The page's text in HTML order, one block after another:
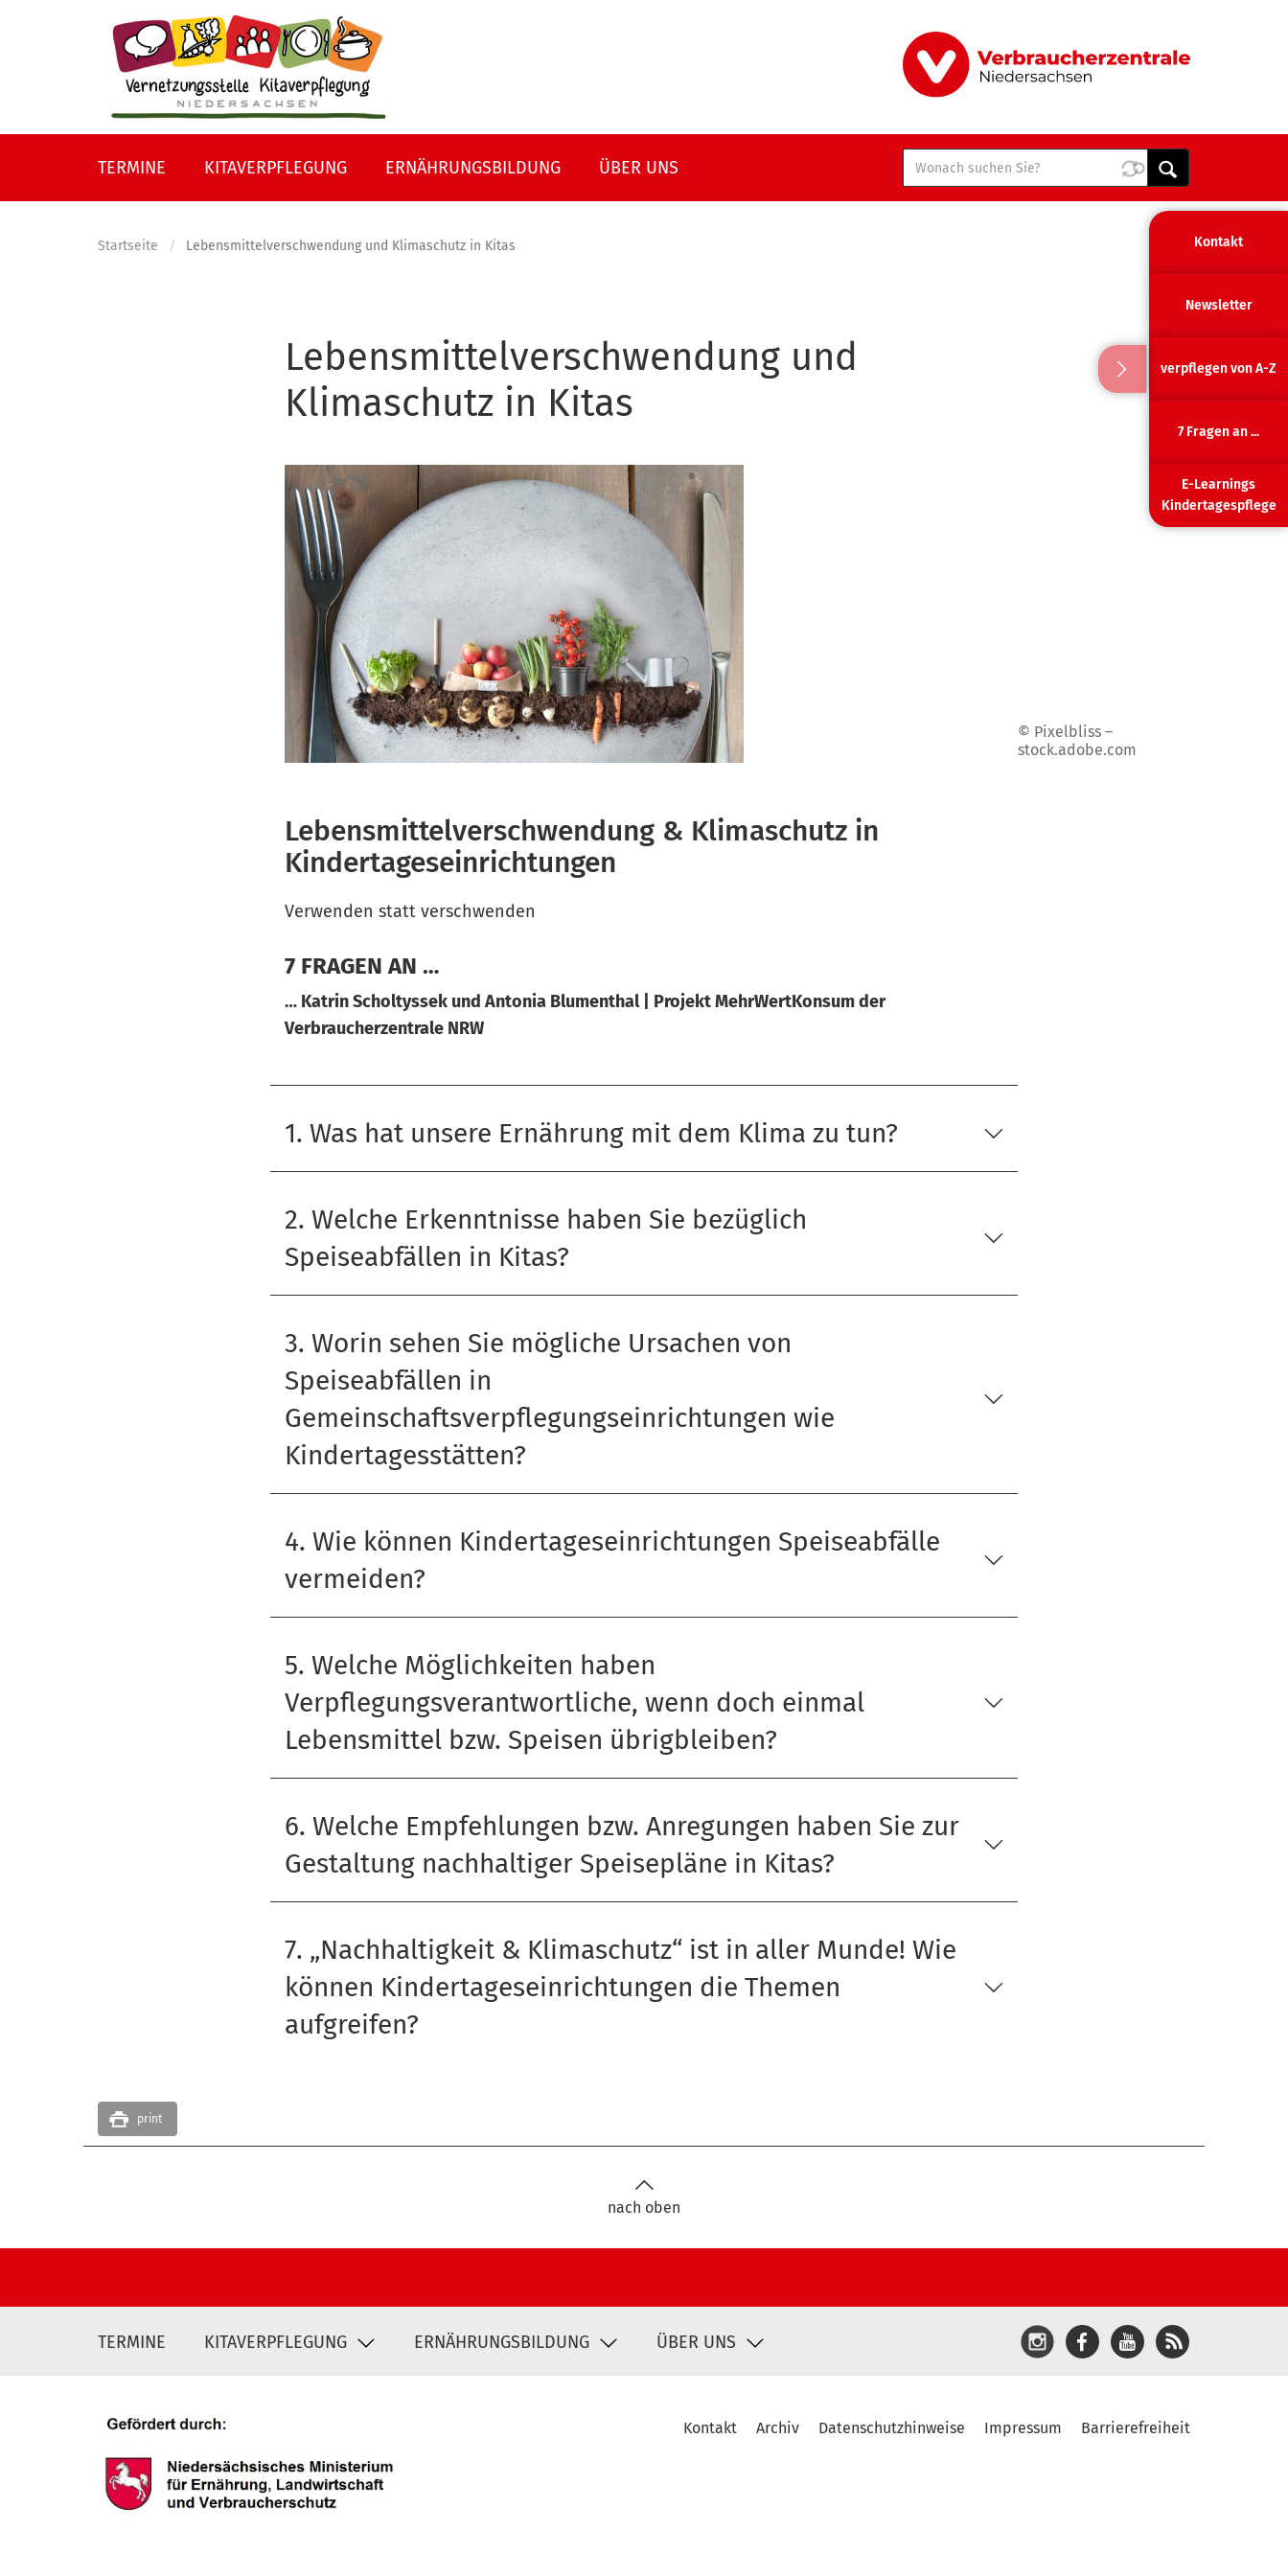
TERMINE KITAVERPFLEGUNG ERNÄHRUNGSBILDUNG ÜBER UNS
Startseite Lebensmittelverschwendung und Klimaschutz in Kitas
Lebensmittelverschwendung und
Klimaschutz in Kitas
© Pixelbliss –
stock.adobe.com
Lebensmittelverschwendung & Klimaschutz in
Kindertageseinrichtungen
Verwenden statt verschwenden
7 FRAGEN AN …
… Katrin Scholtyssek und Antonia Blumenthal | Projekt MehrWertKonsum der
Verbraucherzentrale NRW
1. Was hat unsere Ernährung mit dem Klima zu tun?
2. Welche Erkenntnisse haben Sie bezüglich
Speiseabfällen in Kitas?
3. Worin sehen Sie mögliche Ursachen von
Speiseabfällen in
Gemeinschaftsverpflegungseinrichtungen wie
Kindertagesstätten?
4. Wie können Kindertageseinrichtungen Speiseabfälle
vermeiden?
5. Welche Möglichkeiten haben
Verpflegungsverantwortliche, wenn doch einmal
Lebensmittel bzw. Speisen übrigbleiben?
6. Welche Empfehlungen bzw. Anregungen haben Sie zur
Gestaltung nachhaltiger Speisepläne in Kitas?
7. „Nachhaltigkeit & Klimaschutz“ ist in aller Munde! Wie
können Kindertageseinrichtungen die Themen
aufgreifen?
print
nach oben
TERMINE KITAVERPFLEGUNG ERNÄHRUNGSBILDUNG ÜBER UNS
Kontakt Archiv Datenschutzhinweise Impressum Barrierefreiheit
Kontakt
Newsletter
verpflegen von A-Z
7 Fragen an ...
E-Learnings
Kindertagespflege